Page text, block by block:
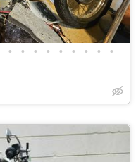
• • • • • • • • •